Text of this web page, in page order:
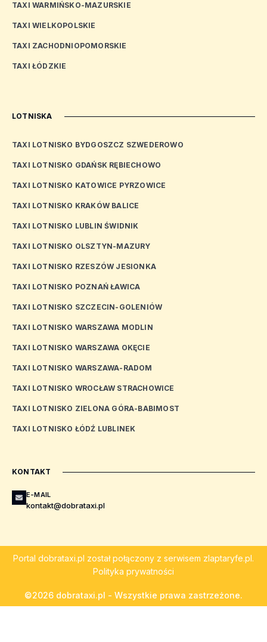
TAXI WARMIŃSKO-MAZURSKIE
TAXI WIELKOPOLSKIE
TAXI ZACHODNIOPOMORSKIE
TAXI ŁÓDZKIE
LOTNISKA
TAXI LOTNISKO BYDGOSZCZ SZWEDEROWO
TAXI LOTNISKO GDAŃSK RĘBIECHOWO
TAXI LOTNISKO KATOWICE PYRZOWICE
TAXI LOTNISKO KRAKÓW BALICE
TAXI LOTNISKO LUBLIN ŚWIDNIK
TAXI LOTNISKO OLSZTYN-MAZURY
TAXI LOTNISKO RZESZÓW JESIONKA
TAXI LOTNISKO POZNAŃ ŁAWICA
TAXI LOTNISKO SZCZECIN-GOLENIÓW
TAXI LOTNISKO WARSZAWA MODLIN
TAXI LOTNISKO WARSZAWA OKĘCIE
TAXI LOTNISKO WARSZAWA-RADOM
TAXI LOTNISKO WROCŁAW STRACHOWICE
TAXI LOTNISKO ZIELONA GÓRA-BABIMOST
TAXI LOTNISKO ŁÓDŹ LUBLINEK
KONTAKT
E-MAIL
kontakt@dobrataxi.pl
Portal dobrataxi.pl został połączony z serwisem zlaptaryfe.pl.
Polityka prywatności
©2026 dobrataxi.pl - Wszystkie prawa zastrzeżone.